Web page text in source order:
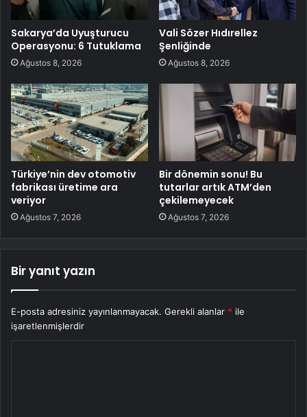
Sakarya’da Uyuşturucu
Operasyonu: 6 Tutuklama
Ağustos 8, 2026
Vali Sözer Hıdırellez
Şenliğinde
Ağustos 8, 2026
Türkiye’nin dev otomotiv
fabrikası üretime ara
veriyor
Ağustos 7, 2026
Bir dönemin sonu! Bu
tutarlar artık ATM’den
çekilemeyecek
Ağustos 7, 2026
Bir yanıt yazın
E-posta adresiniz yayınlanmayacak. Gerekli alanlar * ile
işaretlenmişlerdir